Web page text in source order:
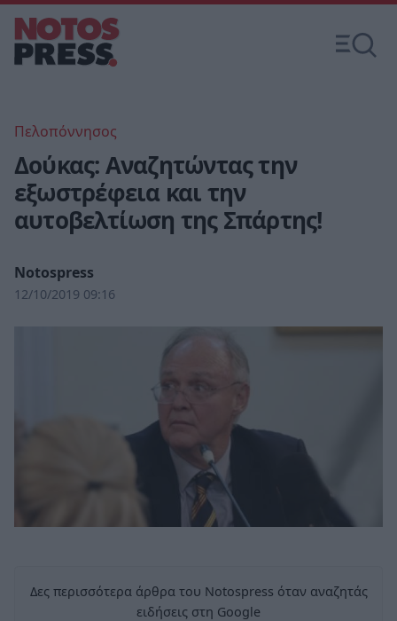
Πελοπόννησος
Δούκας: Αναζητώντας την
εξωστρέφεια και την
αυτοβελτίωση της Σπάρτης!
Notospress
12/10/2019 09:16
Δες περισσότερα άρθρα του Notospress όταν αναζητάς
ειδήσεις στη Google